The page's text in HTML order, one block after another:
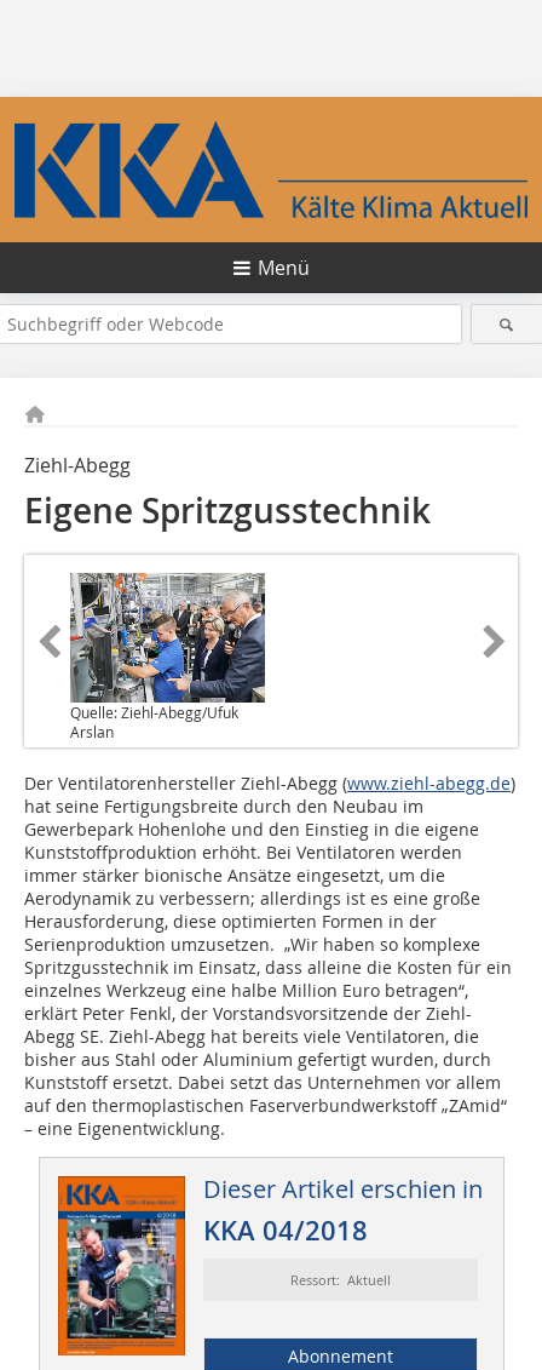
Menü
Ziehl-Abegg
Eigene Spritzgusstechnik
Quelle: Ziehl-Abegg/Ufuk
Arslan
Der Ventilatorenhersteller Ziehl-Abegg (www.ziehl-abegg.de)
hat seine Fertigungsbreite durch den Neubau im
Gewerbepark Hohenlohe und den Einstieg in die eigene
Kunststoffproduktion erhöht. Bei Ventilatoren werden
immer stärker bionische Ansätze eingesetzt, um die
Aerodynamik zu verbessern; allerdings ist es eine große
Herausforderung, diese optimierten Formen in der
Serienproduktion umzusetzen. „Wir haben so komplexe
Spritzgusstechnik im Einsatz, dass alleine die Kosten für ein
einzelnes Werkzeug eine halbe Million Euro betragen“,
erklärt Peter Fenkl, der Vorstandsvorsitzende der Ziehl-
Abegg SE. Ziehl-Abegg hat bereits viele Ventilatoren, die
bisher aus Stahl oder Aluminium gefertigt wurden, durch
Kunststoff ersetzt. Dabei setzt das Unternehmen vor allem
auf den thermoplastischen Faserverbundwerkstoff „ZAmid“
– eine Eigenentwicklung.
Dieser Artikel erschien in
KKA 04/2018
Ressort: Aktuell
Abonnement